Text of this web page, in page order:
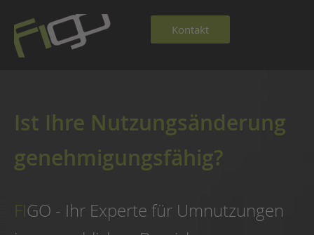
Kontakt
Ist Ihre Nutzungs­änderung
genehmigungs­fähig?
FI GO - Ihr Experte für Umnutzungen